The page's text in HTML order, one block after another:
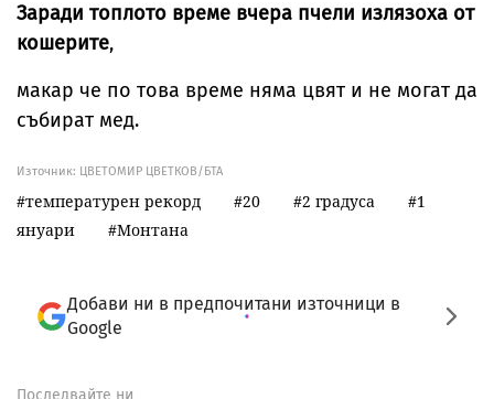
Заради топлото време вчера пчели излязоха от
кошерите,
макар че по това време няма цвят и не могат да
събират мед.
Източник: ЦВЕТОМИР ЦВЕТКОВ/БТА
температурен рекорд 20 2 градуса
1
януари
Монтана
Добави ни в предпочитани източници в
Google
Последвайте ни